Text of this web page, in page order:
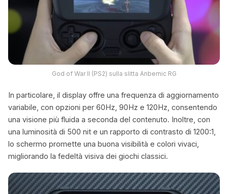
God of War II (PS2) sulla slitta Anbernic RG
In particolare, il display offre una frequenza di aggiornamento
variabile, con opzioni per 60Hz, 90Hz e 120Hz, consentendo
una visione più fluida a seconda del contenuto. Inoltre, con
una luminosità di 500 nit e un rapporto di contrasto di 1200:1,
lo schermo promette una buona visibilità e colori vivaci,
migliorando la fedeltà visiva dei giochi classici.